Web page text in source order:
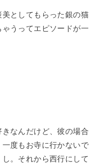
としてもらった銀の猫
うってエピソードが一
なんだけど、彼の場合
度もお寺に行かないで
。それから西行にして